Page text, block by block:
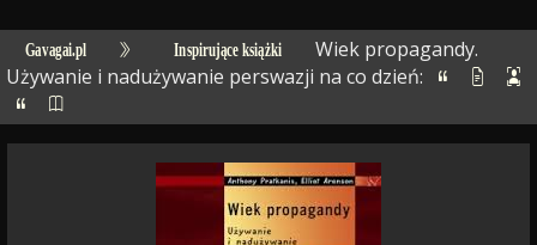
Gavagai.pl Inspirujące książki
Wiek propagandy.
Używanie i nadużywanie perswazji na co dzień: